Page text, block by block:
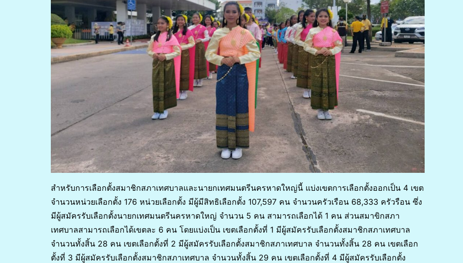
สำหรับการเลือกตั้งสมาชิกสภาเทศบาลและนายกเทศมนตรีนครหาดใหญ่นี้ แบ่งเขตการเลือกตั้งออกเป็น 4 เขต
จำนวนหน่วยเลือกตั้ง 176 หน่วยเลือกตั้ง มีผู้มีสิทธิเลือกตั้ง 107,597 คน จำนวนครัวเรือน 68,333 ครัวรือน ซึ่ง
มีผู้สมัครรับเลือกตั้งนายกเทศมนตรีนครหาดใหญ่ จำนวน 5 คน สามารถเลือกได้ 1 คน ส่วนสมาขิกสภา
เทศบาลสามารถเลือกได้เขตละ 6 คน โดยแบ่งเป็น เขตเลือกตั้งที่ 1 มีผู้สมัครรับเลือกตั้งสมาชิกสภาเทศบาล
จำนวนทั้งสิ้น 28 คน เขตเลือกตั้งที่ 2 มีผู้สมัครรับเลือกตั้งสมาชิกสภาเทศบาล จำนวนทั้งสิ้น 28 คน เขตเลือก
ตั้งที่ 3 มีผู้สมัครรับเลือกตั้งสมาชิกสภาเทศบาล จำนวนทั้งสิ้น 29 คน เขตเลือกตั้งที่ 4 มีผู้สมัครรับเลือกตั้ง